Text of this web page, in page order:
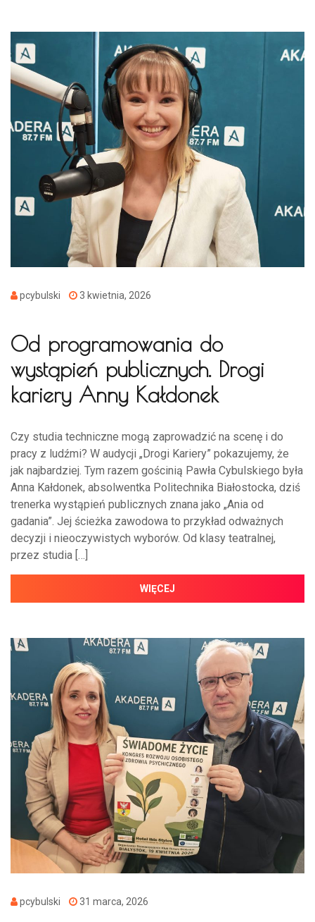
pcybulski 3 kwietnia, 2026
Od programowania do
wystąpień publicznych. Drogi
kariery Anny Kałdonek
Czy studia techniczne mogą zaprowadzić na scenę i do
pracy z ludźmi? W audycji „Drogi Kariery” pokazujemy, że
jak najbardziej. Tym razem gościnią Pawła Cybulskiego była
Anna Kałdonek, absolwentka Politechnika Białostocka, dziś
trenerka wystąpień publicznych znana jako „Ania od
gadania”. Jej ścieżka zawodowa to przykład odważnych
decyzji i nieoczywistych wyborów. Od klasy teatralnej,
przez studia […]
WIĘCEJ
pcybulski 31 marca, 2026